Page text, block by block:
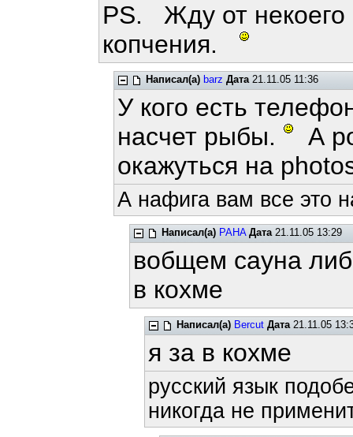
PS. Жду от некоего
копчения.
Написал(а) barz Дата21.11.05 11:36
У кого есть
насчет рыбы.
А
окажуться на
А нафига вам все это
Написал(а) PAHA Дата21.11.05 13:29
вобщем сауна
в кохме
Написал(а) Bercut Дата21.11.05
я за в кохме
русский язык
никогда не